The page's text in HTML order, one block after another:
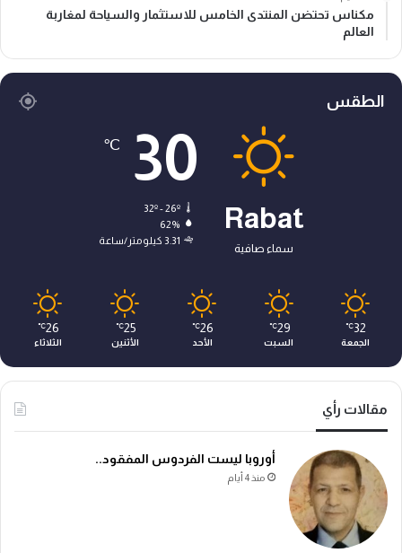
مكناس تحتضن المنتدى الخامس للاستثمار والسياحة لمغاربة
العالم
الطقس
Rabat
سماء صافية
30
℃
32º - 26º
62%
3.31 كيلومتر/ساعة
32
℃
الجمعة
29
℃
السبت
26
℃
الأحد
25
℃
الأثنين
26
℃
الثلاثاء
مقالات رأي
أوروبا ليست الفردوس المفقود..
منذ 4 أيام